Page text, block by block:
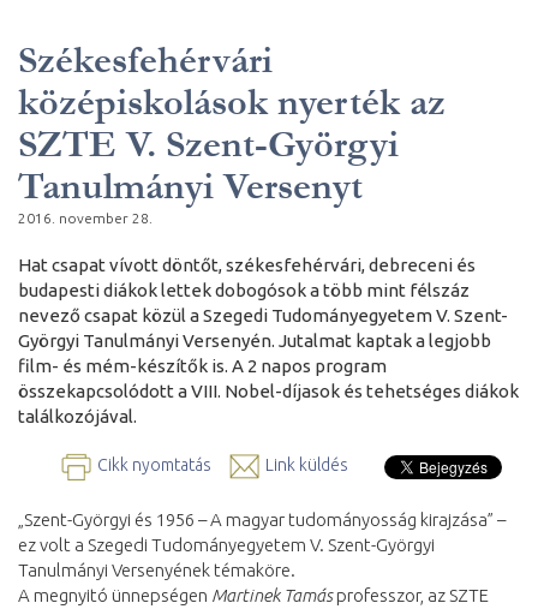
Székesfehérvári
középiskolások nyerték az
SZTE V. Szent-Györgyi
Tanulmányi Versenyt
2016. november 28.
Hat csapat vívott döntőt, székesfehérvári, debreceni és
budapesti diákok lettek dobogósok a több mint félszáz
nevező csapat közül a Szegedi Tudományegyetem V. Szent-
Györgyi Tanulmányi Versenyén. Jutalmat kaptak a legjobb
film- és mém-készítők is. A 2 napos program
összekapcsolódott a VIII. Nobel-díjasok és tehetséges diákok
találkozójával.
Cikk nyomtatás Link küldés
„Szent-Györgyi és 1956 – A magyar tudományosság kirajzása” –
ez volt a Szegedi Tudományegyetem V. Szent-Györgyi
Tanulmányi Versenyének témaköre.
A megnyitó ünnepségen Martinek Tamásprofesszor, az SZTE